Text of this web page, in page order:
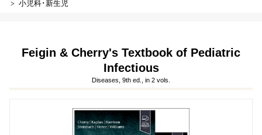
小児科･新生児
Feigin & Cherry's Textbook of Pediatric
Infectious
Diseases, 9th ed., in 2 vols.